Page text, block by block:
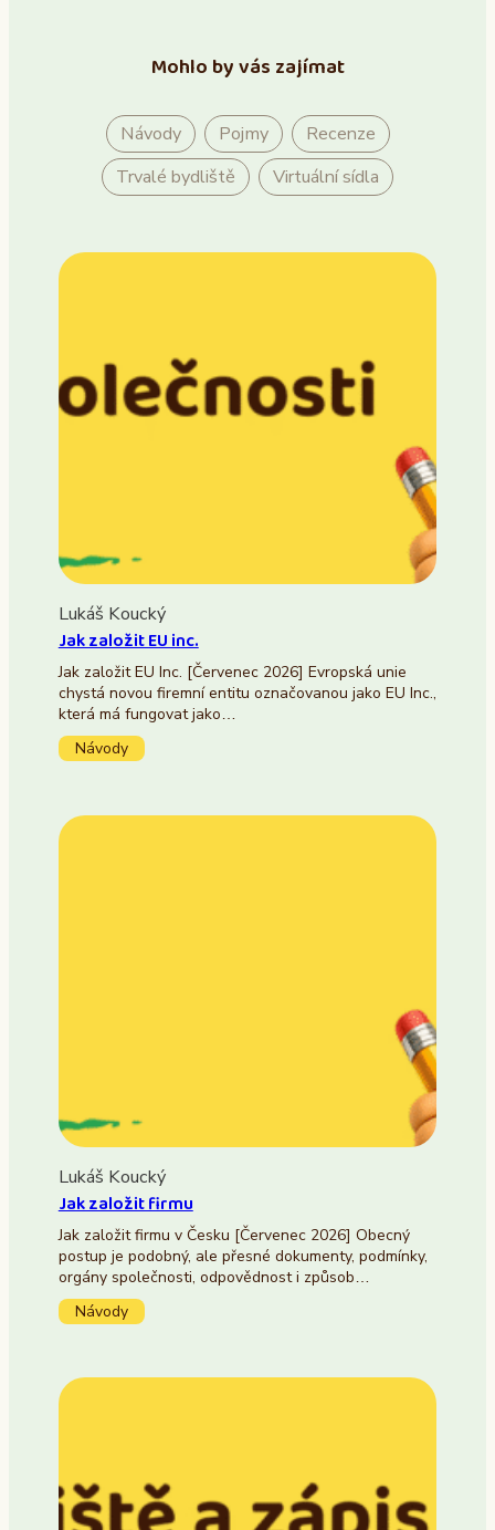
Mohlo by vás zajímat
Návody Pojmy
Recenze
Trvalé bydliště
Virtuální sídla
Lukáš Koucký
Jak založit EU inc.
Jak založit EU Inc. [Červenec 2026] Evropská unie
chystá novou firemní entitu označovanou jako EU Inc.,
která má fungovat jako…
Návody
Lukáš Koucký
Jak založit firmu
Jak založit firmu v Česku [Červenec 2026] Obecný
postup je podobný, ale přesné dokumenty, podmínky,
orgány společnosti, odpovědnost i způsob…
Návody